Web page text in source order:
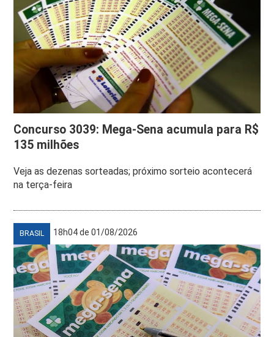
Concurso 3039: Mega-Sena acumula para R$
135 milhões
Veja as dezenas sorteadas; próximo sorteio acontecerá
na terça-feira
BRASIL 18h04 de 01/08/2026